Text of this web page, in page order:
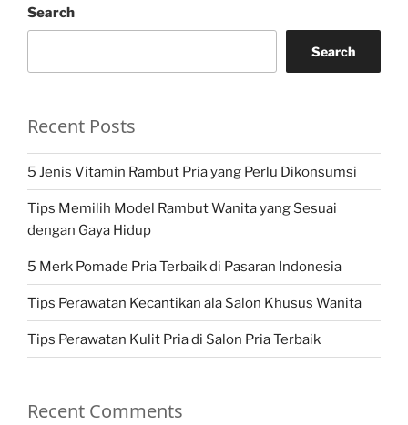
Search
Search
Recent Posts
5 Jenis Vitamin Rambut Pria yang Perlu Dikonsumsi
Tips Memilih Model Rambut Wanita yang Sesuai
dengan Gaya Hidup
5 Merk Pomade Pria Terbaik di Pasaran Indonesia
Tips Perawatan Kecantikan ala Salon Khusus Wanita
Tips Perawatan Kulit Pria di Salon Pria Terbaik
Recent Comments